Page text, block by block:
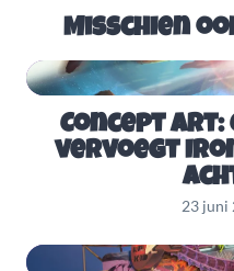
Misschien
Concept Art:
vervoegt
23 juni